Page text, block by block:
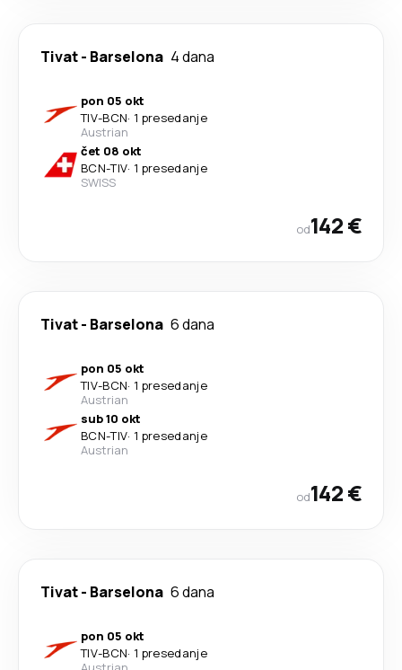
Tivat- Barselona 4 dana
pon 05 okt
TIV-BCN· 1 presedanje
Austrian
čet 08 okt
BCN-TIV· 1 presedanje
SWISS
od142 €
Tivat- Barselona 6 dana
pon 05 okt
TIV-BCN· 1 presedanje
Austrian
sub 10 okt
BCN-TIV· 1 presedanje
Austrian
od142 €
Tivat- Barselona 6 dana
pon 05 okt
TIV-BCN· 1 presedanje